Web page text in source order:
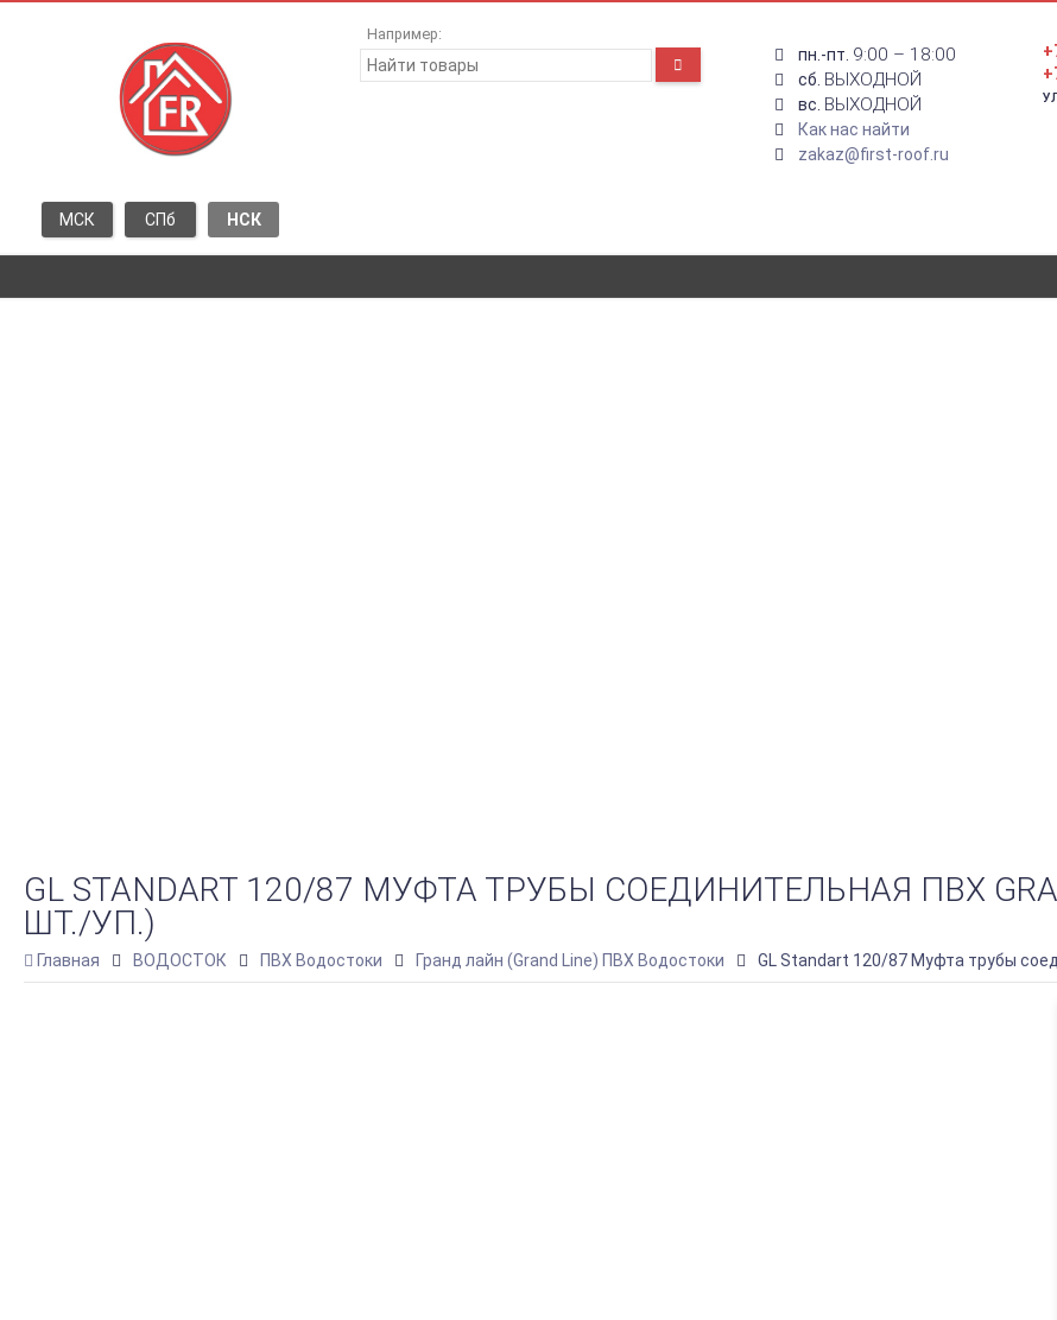
МСК СПб НСК
Например:
пн.-пт. 9:00 – 18:00
сб. ВЫХОДНОЙ
вс. ВЫХОДНОЙ
Как нас найти
zakaz@first-roof.ru
GL STANDART 120/87 МУФТА ТРУБЫ СОЕДИНИТЕЛЬНАЯ ПВХ
ШТ./УП.)
Главная ВОДОСТОК ПВХ Водостоки Гранд лайн (Grand Line) ПВХ Водостоки GL Standart 120/87 Муфта трубы